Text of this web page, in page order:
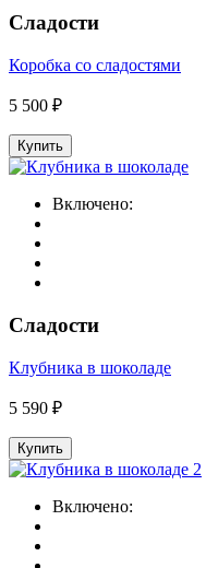
Сладости
Коробка со сладостями
5 500 ₽
Купить
Включено:
Сладости
Клубника в шоколаде
5 590 ₽
Купить
Включено: